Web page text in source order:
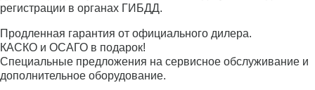
регистрации в органах ГИБДД.
Продленная гарантия от официального дилера.
КАСКО и ОСАГО в подарок!
Специальные предложения на сервисное обслуживание и
дополнительное оборудование.